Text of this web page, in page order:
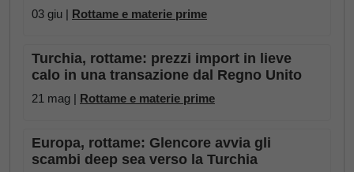
03 giu | Rottame e materie prime
Turchia, rottame: prezzi import in lieve
calo in una transazione dal Regno Unito
21 mag | Rottame e materie prime
Europa, rottame: Glencore avvia gli
scambi deep sea verso la Turchia